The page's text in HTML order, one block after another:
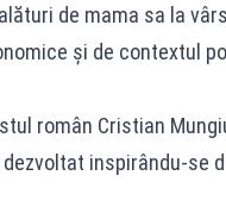
de mama sa la
și de contextul
român Cristian
inspirându-se